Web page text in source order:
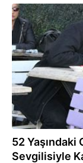
26.11.2017
52
Sevgilisiyle